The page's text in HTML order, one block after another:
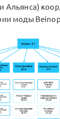
Альянса)
моды